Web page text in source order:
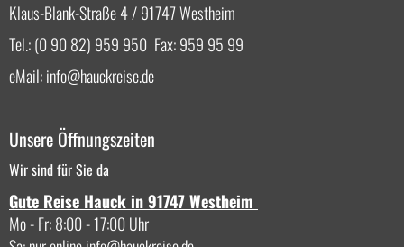
Klaus-Blank-Straße 4 / 91747 Westheim
Tel.: (0 90 82) 959 950 Fax: 959 95 99
eMail:info hauckreise.de
Unsere Öffnungszeiten
Wir sind für Sie da
Gute Reise Hauck in 91747 Westheim
Mo - Fr: 8:00 - 17:00 Uhr